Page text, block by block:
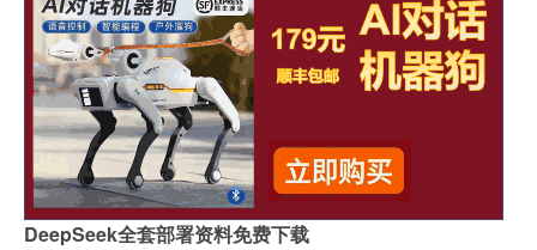
DeepSeek全套部署资料免费下载